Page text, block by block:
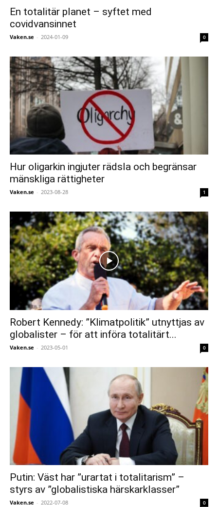
En totalitär planet – syftet med
covidvansinnet
Vaken.se - 2024-01-09 0
Hur oligarkin ingjuter rädsla och begränsar
mänskliga rättigheter
Vaken.se - 2023-08-28 1
Robert Kennedy: ”Klimatpolitik” utnyttjas av
globalister – för att införa totalitärt...
Vaken.se - 2023-05-01 0
Putin: Väst har ”urartat i totalitarism” –
styrs av ”globalistiska härskarklasser”
Vaken.se - 2022-07-08 0